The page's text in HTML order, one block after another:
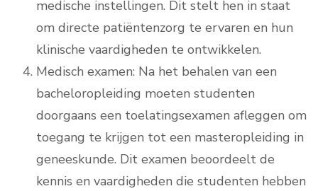
medische instellingen. Dit stelt hen in staat
om directe patiëntenzorg te ervaren en hun
klinische vaardigheden te ontwikkelen.
Medisch examen: Na het behalen van een
bacheloropleiding moeten studenten
doorgaans een toelatingsexamen afleggen om
toegang te krijgen tot een masteropleiding in
geneeskunde. Dit examen beoordeelt de
kennis en vaardigheden die studenten hebben